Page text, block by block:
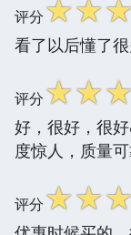
评分☆☆☆
看了以后懂了
评分☆☆☆
好，很好，很
度惊人，质量
评分☆☆☆